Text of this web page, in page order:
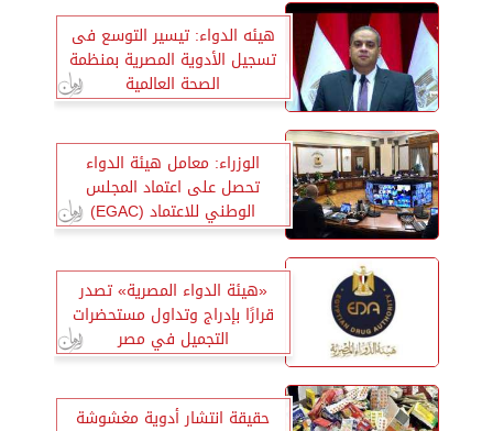
هيئه الدواء: تيسير التوسع فى
تسجيل الأدوية المصرية بمنظمة
الصحة العالمية
الوزراء: معامل هيئة الدواء
تحصل على اعتماد المجلس
الوطني للاعتماد (EGAC)
«هيئة الدواء المصرية» تصدر
قرارًا بإدراج وتداول مستحضرات
التجميل في مصر
حقيقة انتشار أدوية مغشوشة